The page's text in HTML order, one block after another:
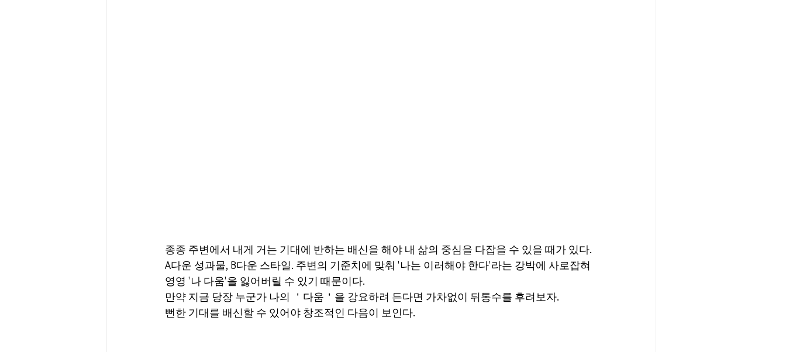
종종 주변에서 내게 거는 기대에 반하는 배신을 해야 내 삶의 중심을 다잡을 수 있을 때가 있다.
A다운 성과물, B다운 스타일. 주변의 기준치에 맞춰 '나는 이러해야 한다'라는 강박에 사로잡혀
영영 '나 다움'을 잃어버릴 수 있기 때문이다.
만약 지금 당장 누군가 나의 ＇다움＇을 강요하려 든다면 가차없이 뒤통수를 후려보자.
뻔한 기대를 배신할 수 있어야 창조적인 다음이 보인다.